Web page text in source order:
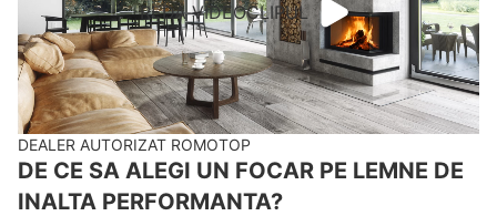
REDA VIDEOCLIPUL
DEALER AUTORIZAT ROMOTOP
DE CE SA ALEGI UN FOCAR PE LEMNE DE
INALTA PERFORMANTA?